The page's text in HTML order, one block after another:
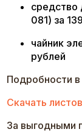
средство
081) за
чайник
рублей
Подробности в
​Скачать
За выгодными